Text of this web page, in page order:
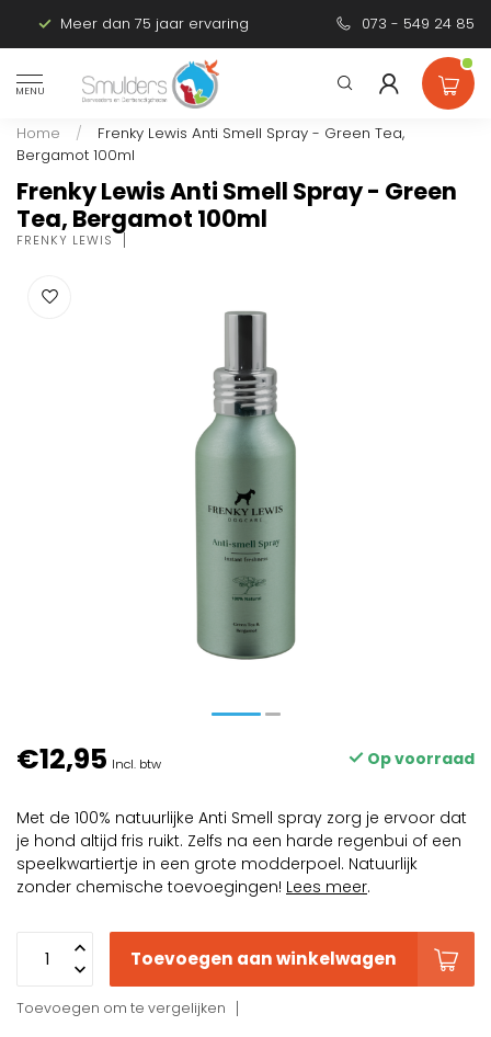
Meer dan 75 jaar ervaring Persoonlijk
073 - 549 24 85
MENU
Home /
Frenky Lewis Anti Smell Spray - Green Tea,
Bergamot 100ml
Frenky Lewis Anti Smell Spray - Green
Tea, Bergamot 100ml
FRENKY LEWIS
€12,95 Incl. btw Op voorraad
Met de 100% natuurlijke Anti Smell spray zorg je ervoor dat
je hond altijd fris ruikt. Zelfs na een harde regenbui of een
speelkwartiertje in een grote modderpoel. Natuurlijk
zonder chemische toevoegingen! Lees meer.
Toevoegen aan winkelwagen
Toevoegen om te vergelijken